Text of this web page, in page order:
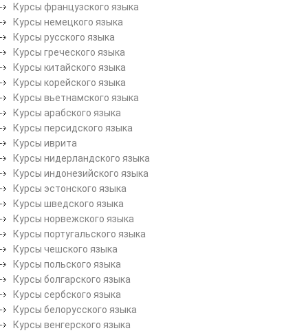
Курсы французского языка
Курсы немецкого языка
Курсы русского языка
Курсы греческого языка
Курсы китайского языка
Курсы корейского языка
Курсы вьетнамского языка
Курсы арабского языка
Курсы персидского языка
Курсы иврита
Курсы нидерландского языка
Курсы индонезийского языка
Курсы эстонского языка
Курсы шведского языка
Курсы норвежского языка
Курсы португальского языка
Курсы чешского языка
Курсы польского языка
Курсы болгарского языка
Курсы сербского языка
Курсы белорусского языка
Курсы венгерского языка